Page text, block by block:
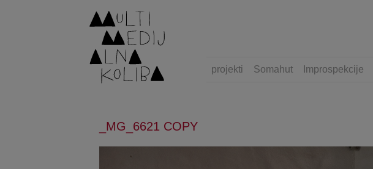
projekti Somahut Improspekcije
_MG_6621 COPY